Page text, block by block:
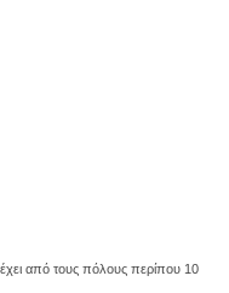
από τους πόλους περίπου 10